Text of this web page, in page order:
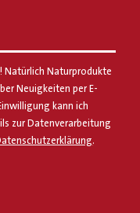
Natürlich Naturprodukte
Neuigkeiten per E-
kann ich
zur Datenverarbeitung
.